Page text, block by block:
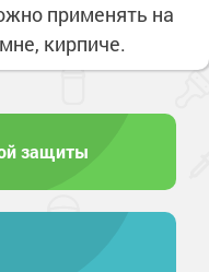
применять на
кирпиче.
защиты